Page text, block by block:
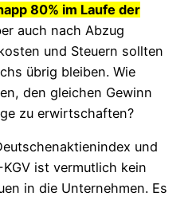
80% im Laufe der
auch nach Abzug
und Steuern sollten
übrig bleiben. Wie
den gleichen Gewinn
zu erwirtschaften?
und
ist vermutlich kein
in die Unternehmen. Es